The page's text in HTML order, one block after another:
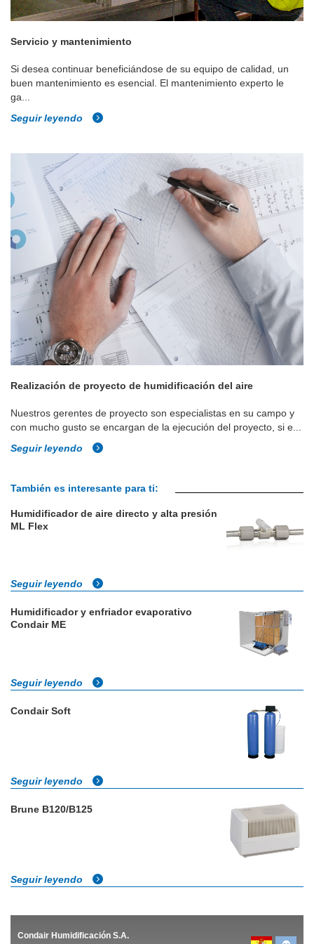
Servicio y mantenimiento
Si desea continuar beneficiándose de su equipo de calidad, un
buen mantenimiento es esencial. El mantenimiento experto le
ga...
Seguir leyendo
Realización de proyecto de humidificación del aire
Nuestros gerentes de proyecto son especialistas en su campo y
con mucho gusto se encargan de la ejecución del proyecto, si e...
Seguir leyendo
También es interesante para ti:
Humidificador de aire directo y alta presión
ML Flex
Seguir leyendo
Humidificador y enfriador evaporativo
Condair ME
Seguir leyendo
Condair Soft
Seguir leyendo
Brune B120/B125
Seguir leyendo
Condair Humidificación S.A.